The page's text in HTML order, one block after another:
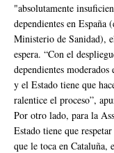
"absolutamente
dependientes en España
Ministerio de Sanidad),
espera. “Con el
dependientes
y el Estado tiene que
ralentice el proceso”,
Por otro lado, para la
Estado tiene que
que le toca en